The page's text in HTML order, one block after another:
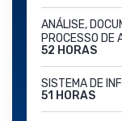
ANÁLISE,
PROCESSO DE
52 HORAS
SISTEMA DE
51 HORAS